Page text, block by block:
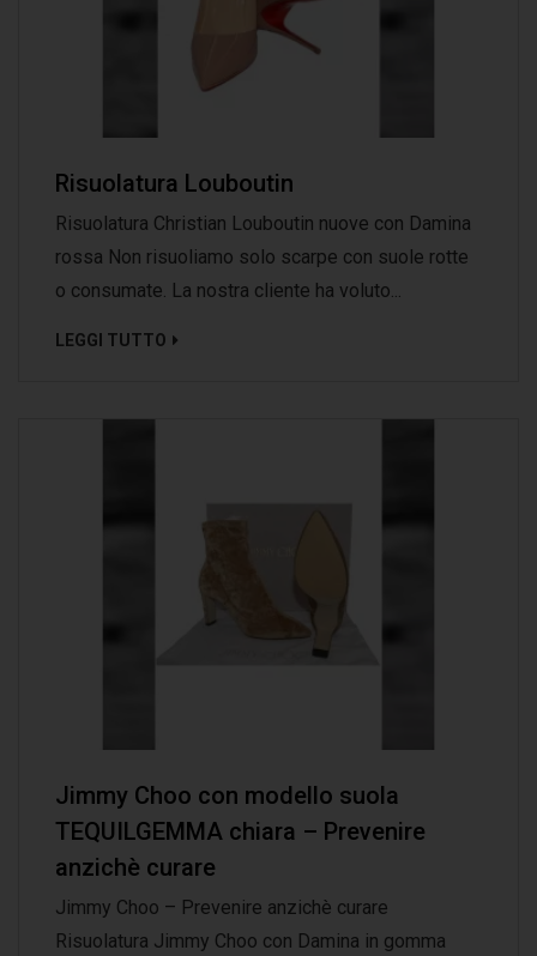
Risuolatura Louboutin
Risuolatura Christian Louboutin nuove con Damina
rossa Non risuoliamo solo scarpe con suole rotte
o consumate. La nostra cliente ha voluto...
LEGGI TUTTO
Jimmy Choo con modello suola
TEQUILGEMMA chiara – Prevenire
anzichè curare
Jimmy Choo – Prevenire anzichè curare
Risuolatura Jimmy Choo con Damina in gomma